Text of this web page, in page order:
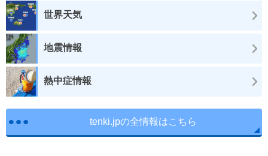
世界天気
地震情報
熱中症情報
tenki.jpの全情報はこちら